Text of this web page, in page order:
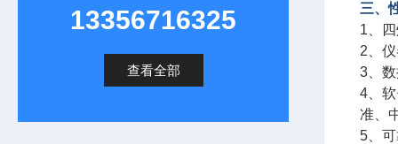
13356716325
查看全部
三、
1、
2、
3、
4、
准、
5、